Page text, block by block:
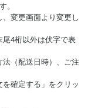
。
変更画面より変更し
4桁以外は伏字で表
（配送日時）、ご注
確定する」をクリッ